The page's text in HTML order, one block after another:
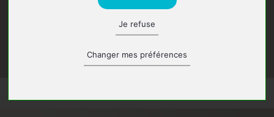
Je refuse
Changer mes préférences